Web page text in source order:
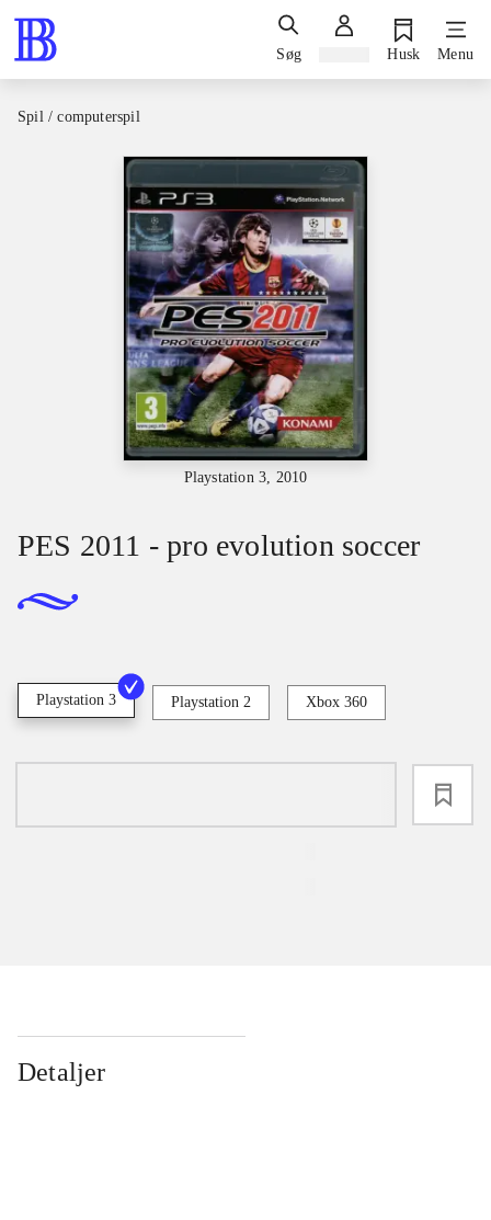
Søg Husk Menu
Spil / computerspil
Playstation 3, 2010
PES 2011 - pro evolution soccer
Playstation 3 Playstation 2 Xbox 360
Detaljer